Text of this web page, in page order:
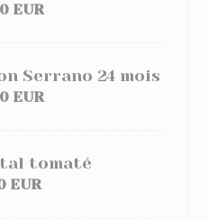
EUR
Serrano 24 mois
EUR
tomaté
EUR